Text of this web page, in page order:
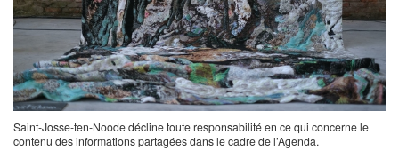
Saint-Josse-ten-Noode décline toute responsabilité en ce qui concerne le
contenu des informations partagées dans le cadre de l’Agenda.